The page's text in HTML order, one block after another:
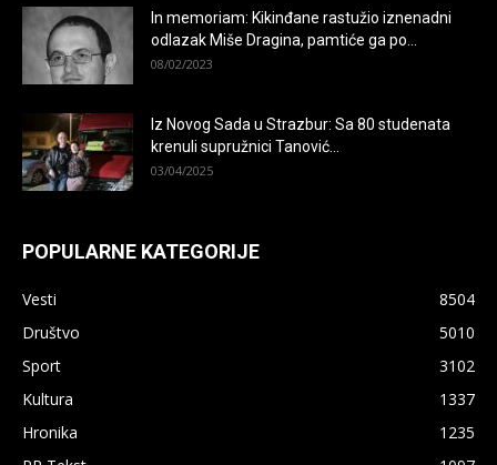
In memoriam: Kikinđane rastužio iznenadni
odlazak Miše Dragina, pamtiće ga po...
08/02/2023
Iz Novog Sada u Strazbur: Sa 80 studenata
krenuli supružnici Tanović...
03/04/2025
POPULARNE KATEGORIJE
Vesti
8504
Društvo
5010
Sport
3102
Kultura
1337
Hronika
1235